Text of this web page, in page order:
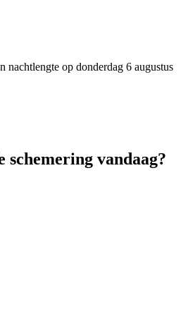
nachtlengte op donderdag 6 augustus
schemering vandaag?